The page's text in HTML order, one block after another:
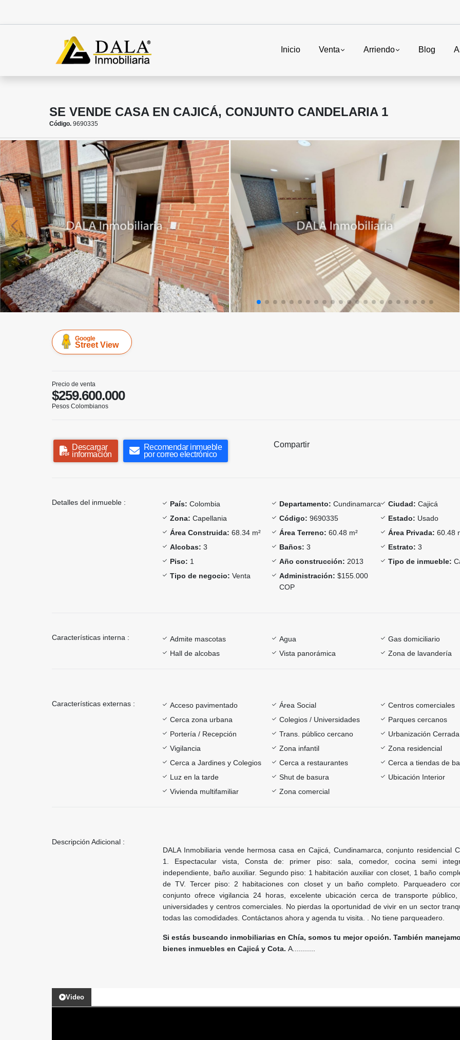
Inicio Venta Arriendo Blog
SE VENDE CASA EN CAJICÁ, CONJUNTO CANDELARIA 1
Código. 9690335
Google
Street View
Precio de venta
$259.600.000
Pesos Colombianos
Descargar
información
Recomendar inmueble
por correo electrónico
Compartir
Detalles del inmueble : País: Colombia Departamento: Cundinamarca Ciudad: Cajicá
Zona: Capellania Código: 9690335 Estado: Usado
Área Construida: 68.34 m² Área Terreno: 60.48 m² Área Privada: 60.48
Alcobas: 3 Baños: 3 Estrato: 3
Piso: 1 Año construcción: 2013 Tipo de inmueble:
Tipo de negocio: Venta Administración: $155.000
COP
Características interna : Admite mascotas Agua
Gas domiciliario
Hall de alcobas
Vista panorámica Zona de lavandería
Características externas : Acceso pavimentado Área Social
Centros comerciales
Cerca zona urbana
Colegios / Universidades
Parques cercanos
Portería / Recepción
Trans. público cercano
Urbanización Cerrada
Vigilancia
Zona infantil
Zona residencial
Cerca a Jardines y Colegios
Cerca a restaurantes
Cerca a tiendas de
Luz en la tarde
Shut de basura
Ubicación Interior
Vivienda multifamiliar
Zona comercial
Descripción Adicional :
DALA Inmobiliaria vende hermosa casa en Cajicá, Cundinamarca, conjunto residencial
1. Espectacular vista, Consta de: primer piso: sala, comedor, cocina semi
independiente, baño auxiliar. Segundo piso: 1 habitación auxiliar con closet, 1 baño
de TV. Tercer piso: 2 habitaciones con closet y un baño completo. Parqueadero
conjunto ofrece vigilancia 24 horas, excelente ubicación cerca de transporte público,
universidades y centros comerciales. No pierdas la oportunidad de vivir en un sector
todas las comodidades. Contáctanos ahora y agenda tu visita. . No tiene parqueadero.
Si estás buscando inmobiliarias en Chía, somos tu mejor opción. También
bienes inmuebles en Cajicá y Cota. A...........
Video